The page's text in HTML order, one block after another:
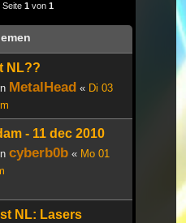
Seite 1 von 1
NL??
MetalHead « Di 03
- 11 dec 2010
cyberb0b « Mo 01
NL: Lasers